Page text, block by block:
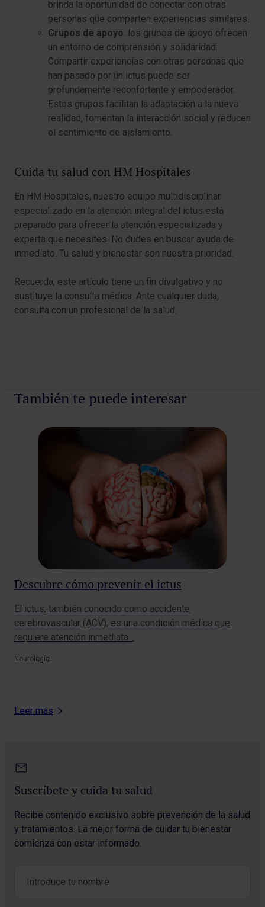
brinda la oportunidad de conectar con otras
personas que comparten experiencias similares.
Grupos de apoyo: los grupos de apoyo ofrecen
un entorno de comprensión y solidaridad.
Compartir experiencias con otras personas que
han pasado por un ictus puede ser
profundamente reconfortante y empoderador.
Estos grupos facilitan la adaptación a la nueva
realidad, fomentan la interacción social y reducen
el sentimiento de aislamiento.
Cuida tu salud con HM Hospitales
En HM Hospitales, nuestro equipo multidisciplinar
especializado en la atención integral del ictus está
preparado para ofrecer la atención especializada y
experta que necesites. No dudes en buscar ayuda de
inmediato. Tu salud y bienestar son nuestra prioridad.
Recuerda, este artículo tiene un fin divulgativo y no
sustituye la consulta médica. Ante cualquier duda,
consulta con un profesional de la salud.
También te puede interesar
Descubre cómo prevenir el ictus
El ictus, también conocido como accidente
cerebrovascular (ACV), es una condición médica que
requiere atención inmediata…
Neurología
Leer más
Suscríbete y cuida tu salud
Recibe contenido exclusivo sobre prevención de la salud
y tratamientos. La mejor forma de cuidar tu bienestar
comienza con estar informado.